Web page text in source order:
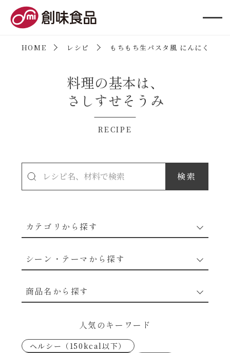
HOME レシピ もちもち生パスタ風 にんにくトマ
料理の基本は、
さしすせそうみ
RECIPE
カテゴリから探す
シーン・テーマから探す
なんでも南蛮
商品名から探す
あえるハコネーゼトマトバジル
人気のキーワード
ヘルシー（150kcal以下）